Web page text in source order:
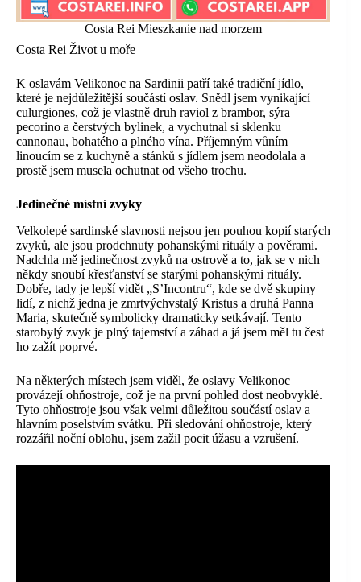
Costa Rei Mieszkanie nad morzem
Costa Rei Život u moře
K oslavám Velikonoc na Sardinii patří také tradiční jídlo,
které je nejdůležitější součástí oslav. Snědl jsem vynikající
culurgiones, což je vlastně druh raviol z brambor, sýra
pecorino a čerstvých bylinek, a vychutnal si sklenku
cannonau, bohatého a plného vína. Příjemným vůním
linoucím se z kuchyně a stánků s jídlem jsem neodolala a
prostě jsem musela ochutnat od všeho trochu.
Jedinečné místní zvyky
Velkolepé sardinské slavnosti nejsou jen pouhou kopií starých
zvyků, ale jsou prodchnuty pohanskými rituály a pověrami.
Nadchla mě jedinečnost zvyků na ostrově a to, jak se v nich
někdy snoubí křesťanství se starými pohanskými rituály.
Dobře, tady je lepší vidět „S’Incontru“, kde se dvě skupiny
lidí, z nichž jedna je zmrtvýchvstalý Kristus a druhá Panna
Maria, skutečně symbolicky dramaticky setkávají. Tento
starobylý zvyk je plný tajemství a záhad a já jsem měl tu čest
ho zažít poprvé.
Na některých místech jsem viděl, že oslavy Velikonoc
provázejí ohňostroje, což je na první pohled dost neobvyklé.
Tyto ohňostroje jsou však velmi důležitou součástí oslav a
hlavním poselstvím svátku. Při sledování ohňostroje, který
rozzářil noční oblohu, jsem zažil pocit úžasu a vzrušení.